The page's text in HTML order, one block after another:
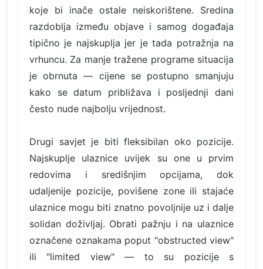
koje bi inače ostale neiskorištene. Sredina
razdoblja između objave i samog događaja
tipično je najskuplja jer je tada potražnja na
vrhuncu. Za manje tražene programe situacija
je obrnuta — cijene se postupno smanjuju
kako se datum približava i posljednji dani
često nude najbolju vrijednost.
Drugi savjet je biti fleksibilan oko pozicije.
Najskuplje ulaznice uvijek su one u prvim
redovima i središnjim opcijama, dok
udaljenije pozicije, povišene zone ili stajaće
ulaznice mogu biti znatno povoljnije uz i dalje
solidan doživljaj. Obrati pažnju i na ulaznice
označene oznakama poput "obstructed view"
ili "limited view" — to su pozicije s